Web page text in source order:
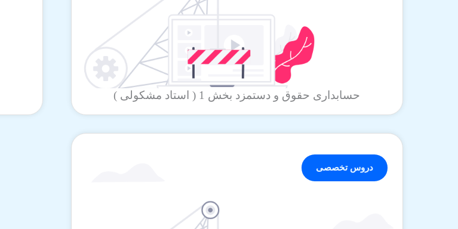
حسابداری حقوق و دستمزد بخش 1 ( استاد مشکولی )
دروس تخصصی